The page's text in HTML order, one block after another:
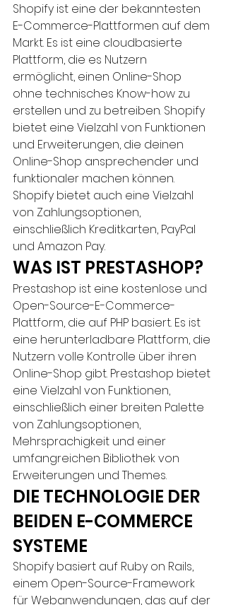
Shopify ist eine der bekanntesten
E-Commerce-Plattformen auf dem
Markt. Es ist eine cloudbasierte
Plattform, die es Nutzern
ermöglicht, einen Online-Shop
ohne technisches Know-how zu
erstellen und zu betreiben. Shopify
bietet eine Vielzahl von Funktionen
und Erweiterungen, die deinen
Online-Shop ansprechender und
funktionaler machen können.
Shopify bietet auch eine Vielzahl
von Zahlungsoptionen,
einschließlich Kreditkarten, PayPal
und Amazon Pay.
WAS IST PRESTASHOP?
Prestashop ist eine kostenlose und
Open-Source-E-Commerce-
Plattform, die auf PHP basiert. Es ist
eine herunterladbare Plattform, die
Nutzern volle Kontrolle über ihren
Online-Shop gibt. Prestashop bietet
eine Vielzahl von Funktionen,
einschließlich einer breiten Palette
von Zahlungsoptionen,
Mehrsprachigkeit und einer
umfangreichen Bibliothek von
Erweiterungen und Themes.
DIE TECHNOLOGIE DER
BEIDEN E-COMMERCE
SYSTEME
Shopify basiert auf Ruby on Rails,
einem Open-Source-Framework
für Webanwendungen, das auf der